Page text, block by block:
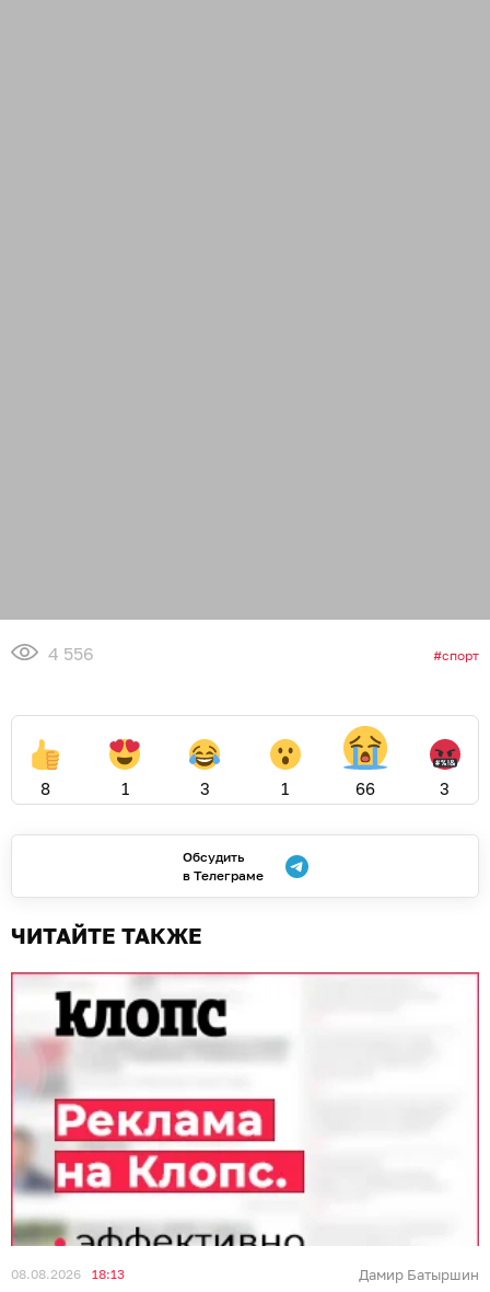
4 556 спорт
8 1 3 1 66 3
Обсудить
в Телеграме
ЧИТАЙТЕ ТАКЖЕ
08.08.2026 18:13 Дамир Батыршин